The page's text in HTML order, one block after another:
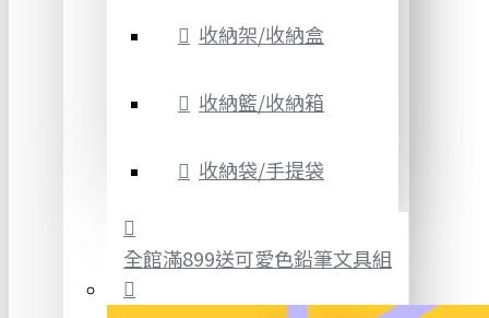
收納架/收納盒
收納籃/收納箱
收納袋/手提袋
全館滿899送可愛色鉛筆文具組